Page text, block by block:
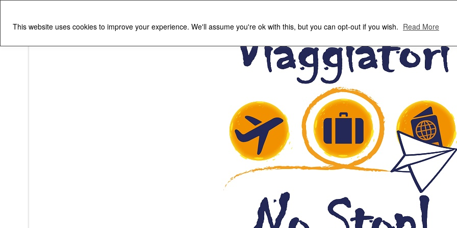
This website uses cookies to improve your experience. We'll assume you're ok with this, but you can opt-out if you wish. Read More